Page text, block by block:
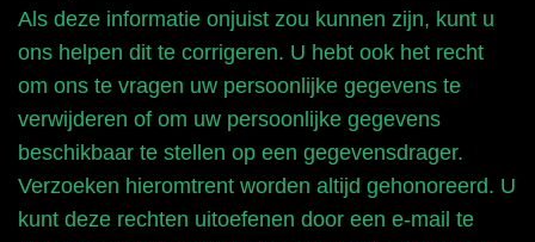
Als deze informatie onjuist zou kunnen zijn, kunt u
ons helpen dit te corrigeren. U hebt ook het recht
om ons te vragen uw persoonlijke gegevens te
verwijderen of om uw persoonlijke gegevens
beschikbaar te stellen op een gegevensdrager.
Verzoeken hieromtrent worden altijd gehonoreerd. U
kunt deze rechten uitoefenen door een e-mail te